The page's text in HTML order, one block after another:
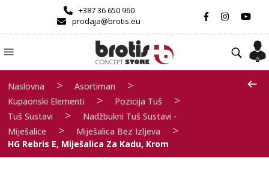
+387 36 650 960
prodaja@brotis.eu
Naslovna > Asortiman >
Kupaonski Elementi > Pozicija Tuš >
Tuš Sustavi >
Nadžbukni Tuš Sustavi -
Miješalice
> Miješalica Bez Izljeva >
HG Rebris E, Miješalica Za Kadu, Krom